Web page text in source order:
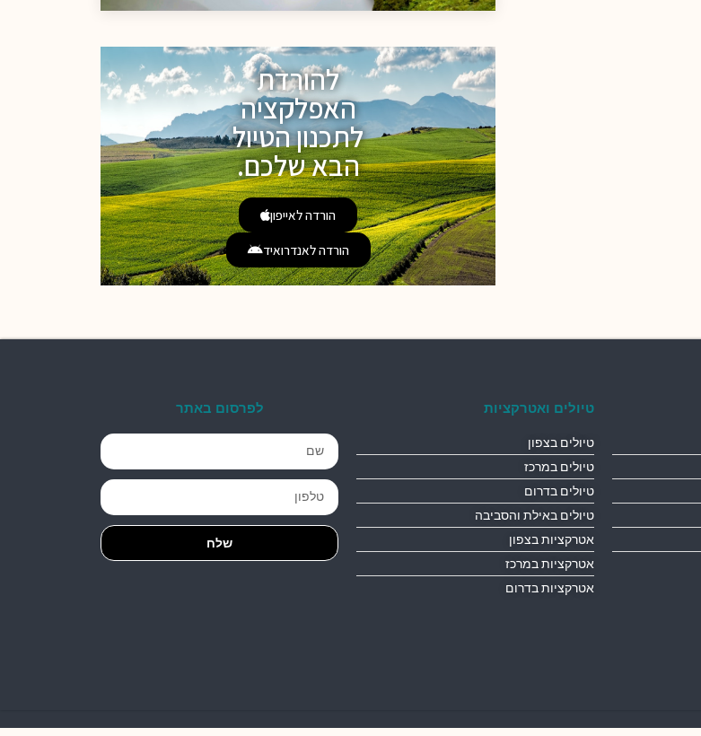
להורדת
האפלקציה
לתכנון הטיול
הבא שלכם.
הורדה לאייפון
הורדה לאנדרואיד
טיולים ואטרקציות
טיולים בצפון
טיולים במרכז
טיולים בדרום
טיולים באילת והסביבה
אטרקציות בצפון
אטרקציות במרכז
אטרקציות בדרום
לפרסום באתר
שלח